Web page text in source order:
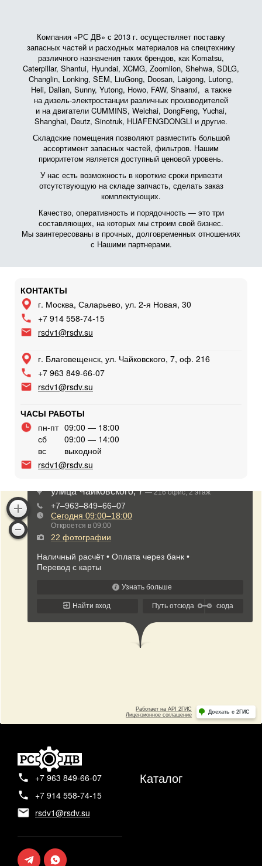
Компания «РС ДВ» с 2013 г. осуществляет поставку
запасных частей и расходных материалов на спецтехнику
различного назначения таких брендов, как Komatsu,
Caterpillar, Shantui, Hyundai, XCMG, Zoomlion, Shehwa, SDLG,
Changlin, Lonking, SEM, LiuGong, Doosan, Laigong, Lutong,
Heli, Dalian, Sunny, Yutong, Howo, FAW, Shaanxi, а также
на дизель-электростанции различных производителей
и на двигатели CUMMINS, Weichai, DongFeng, Yuchai,
Shanghai, Deutz, Sinotruk, HUAFENGDONGLI и другие.
Складские помещения позволяют разместить большой
ассортимент запасных частей, фильтров. Нашим
приоритетом является доступный ценовой уровень.
У нас есть возможность в короткие сроки привезти
отсутствующую на складе запчасть, сделать заказ
комплектующих.
Качество, оперативность и порядочность — это три
составляющих, на которых мы строим свой бизнес.
Мы заинтересованы в прочных, долговременных отношениях
с Нашими партнерами.
КОНТАКТЫ
г. Москва, Саларьево, ул. 2-я Новая, 30
+7 914 558-74-15
rsdv1@rsdv.su
г. Благовещенск, ул. Чайковского, 7, оф. 216
+7 963 849-66-07
rsdv1@rsdv.su
ЧАСЫ РАБОТЫ
пн-пт 09:00 — 18:00
сб
09:00 — 14:00
вс
выходной
rsdv1@rsdv.su
+7 963 849-66-07
+7 914 558-74-15
rsdv1@rsdv.su
Каталог